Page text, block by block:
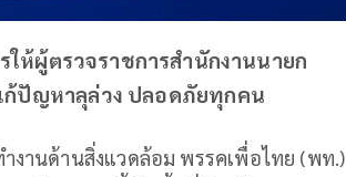
ให้ผู้ตรวจราชการสำนักงานนายก
ก้ปัญหาลุล่วง ปลอดภัยทุกคน
งานด้านสิ่งแวดล้อม พรรคเพื่อไทย (พท.)